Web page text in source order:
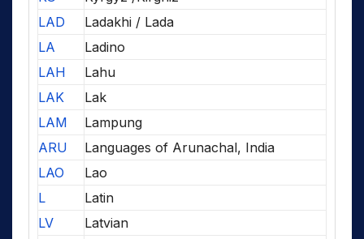
LAD
Ladakhi / Lada
LA
Ladino
LAH
Lahu
LAK
Lak
LAM
Lampung
ARU
Languages of Arunachal, India
LAO
Lao
L
Latin
LV
Latvian